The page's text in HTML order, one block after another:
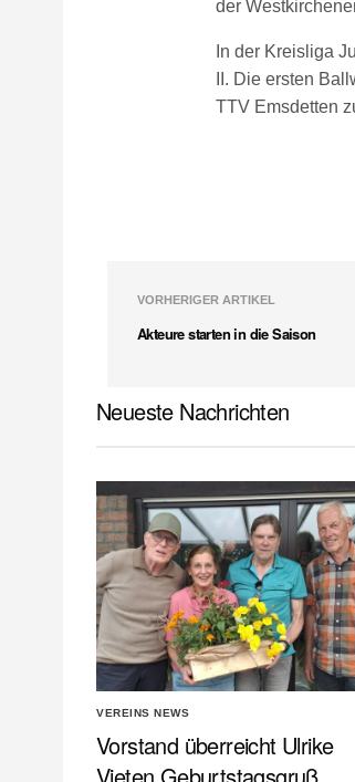
der
In der Kreisliga
II. Die ersten
TTV Emsdetten
VORHERIGER ARTIKEL
Akteure starten in die Saison
Neueste Nachrichten
VEREINS NEWS
Vorstand überreicht Ulrike